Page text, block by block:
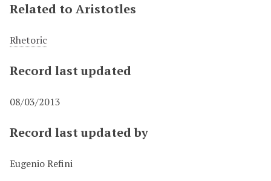
Related to Aristotles
Rhetoric
Record last updated
08/03/2013
Record last updated by
Eugenio Refini